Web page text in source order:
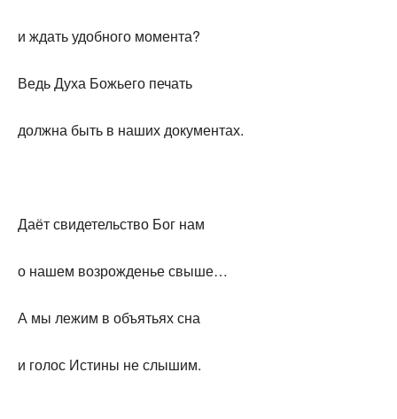
и ждать удобного момента?
Ведь Духа Божьего печать
должна быть в наших документах.
Даёт свидетельство Бог нам
о нашем возрожденье свыше…
А мы лежим в объятьях сна
и голос Истины не слышим.